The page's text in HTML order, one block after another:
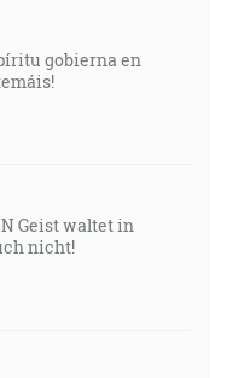
gobierna en
Geist waltet in
nicht!